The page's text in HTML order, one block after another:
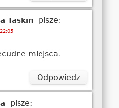
Taskin pisze:
miejsca.
Odpowiedz
pisze: